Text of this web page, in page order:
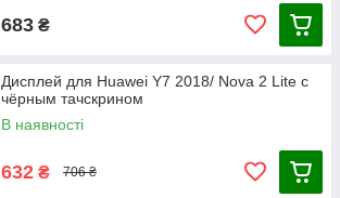
683 ₴
Дисплей для Huawei Y7 2018/ Nova 2 Lite с
чёрным тачскрином
В наявності
632 ₴ 706 ₴